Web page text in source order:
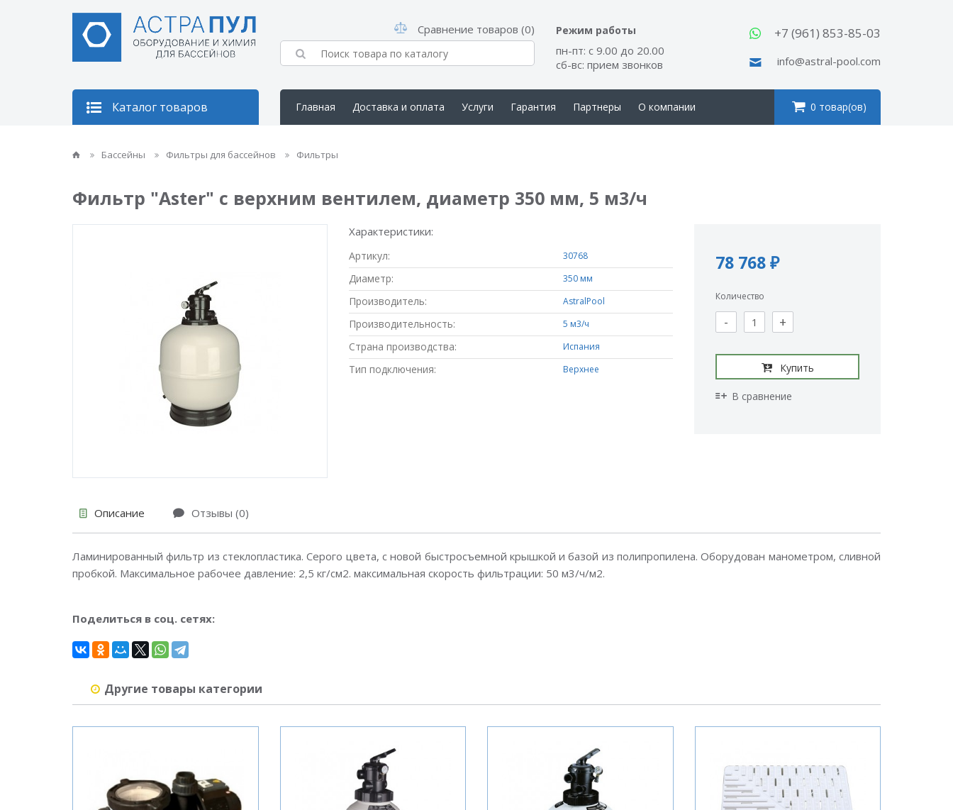
Сравнение товаров (0) Режим работы
пн-пт: с 9.00 до 20.00
сб-вс: прием звонков
+7 (961) 853-85-03
info@astral-pool.com
Каталог товаров Главная Доставка и оплата Услуги Гарантия Партнеры О компании 0 товар(ов)
Бассейны Фильтры для бассейнов Фильтры
Фильтр "Aster" с верхним вентилем, диаметр 350 мм, 5 м3/ч
Характеристики:
Артикул: 30768
Диаметр: 350 мм
Производитель: AstralPool
Производительность: 5 м3/ч
Страна производства: Испания
Тип подключения: Верхнее
78 768 ₽
Количество
- +
Купить
В сравнение
Описание Отзывы (0)
Ламинированный фильтр из стеклопластика. Серого цвета, с новой быстросъемной крышкой и базой из полипропилена. Оборудован манометром, сливной
пробкой. Максимальное рабочее давление: 2,5 кг/см2. максимальная скорость фильтрации: 50 м3/ч/м2.
Поделиться в соц. сетях:
Другие товары категории